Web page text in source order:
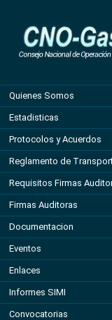
Quienes Somos
Estadisticas
Protocolos y Acuerdos
Reglamento de
Requisitos Firmas
Firmas Auditoras
Documentacion
Eventos
Enlaces
Informes SIMI
Convocatorias